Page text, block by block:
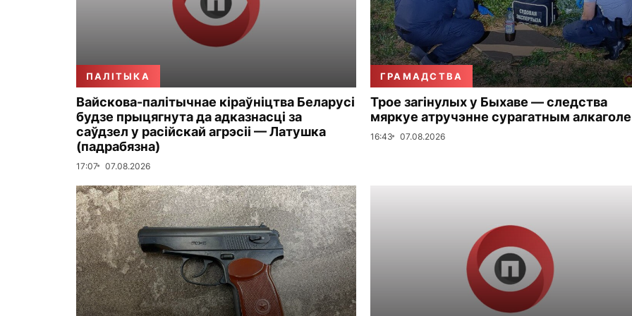
ПАЛІТЫКА
Вайскова-палітычнае кіраўніцтва Беларусі
будзе прыцягнута да адказнасці за
саўдзел у расійскай агрэсіі — Латушка
(падрабязна)
17:07 07.08.2026
ГРАМАДСТВА
Трое загінулых у Быхаве — следства
мяркуе атручэнне сурагатным
16:43 07.08.2026